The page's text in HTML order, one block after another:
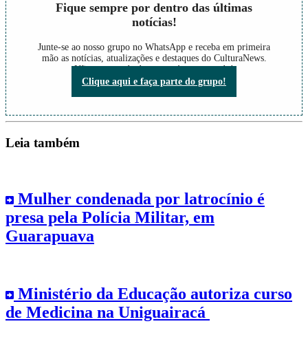
Fique sempre por dentro das últimas
notícias!
Junte-se ao nosso grupo no WhatsApp e receba em primeira
mão as notícias, atualizações e destaques do CulturaNews.
Não perca nada do que está acontecendo!
Clique aqui e faça parte do grupo!
Leia também
Mulher condenada por latrocínio é
presa pela Polícia Militar, em
Guarapuava
Ministério da Educação autoriza curso
de Medicina na Uniguairacá